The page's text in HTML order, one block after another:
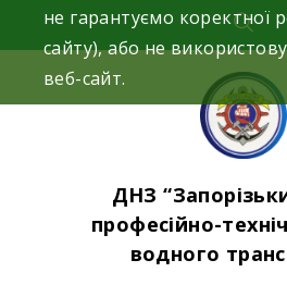
ДНЗ
професійно-
водного
не гарантуємо коректної
сайту), або не
веб-сайт.